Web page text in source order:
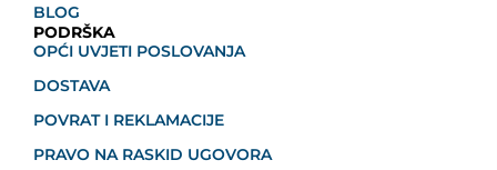
BLOG
PODRŠKA
OPĆI UVJETI POSLOVANJA
DOSTAVA
POVRAT I REKLAMACIJE
PRAVO NA RASKID UGOVORA